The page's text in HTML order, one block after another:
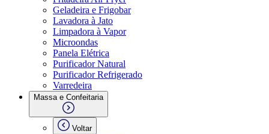
Geladeira e Frigobar
Lavadora à Jato
Limpadora à Vapor
Microondas
Panela Elétrica
Purificador Natural
Purificador Refrigerado
Varredeira
Massa e Confeitaria
Voltar